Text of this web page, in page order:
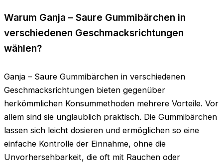
Warum Ganja – Saure Gummibärchen in
verschiedenen Geschmacksrichtungen
wählen?
Ganja – Saure Gummibärchen in verschiedenen
Geschmacksrichtungen bieten gegenüber
herkömmlichen Konsummethoden mehrere Vorteile. Vor
allem sind sie unglaublich praktisch. Die Gummibärchen
lassen sich leicht dosieren und ermöglichen so eine
einfache Kontrolle der Einnahme, ohne die
Unvorhersehbarkeit, die oft mit Rauchen oder